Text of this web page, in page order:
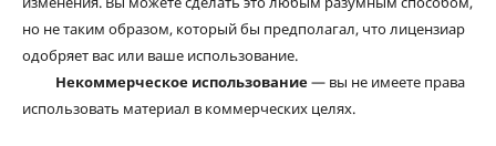
но не таким образом, который бы предполагал, что лицензиар
одобряет вас или ваше использование.
Некоммерческое использование— вы не имеете права
использовать материал в коммерческих целях.